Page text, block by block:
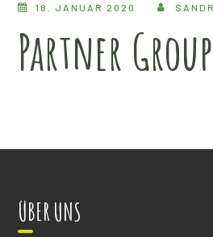
18. JANUAR 2020
Partner
ÜBER UNS